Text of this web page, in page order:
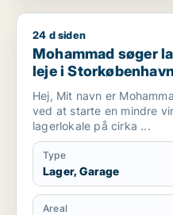
Mohammad søger lager
24 d siden
Mohammad søger
leje i Storkøbenhavn
Hej, Mit navn er Mohammad Abyaan Rehman. Jeg er
ved at starte en mindre
lagerlokale på cirka ...
Type
Lager, Garage
Areal